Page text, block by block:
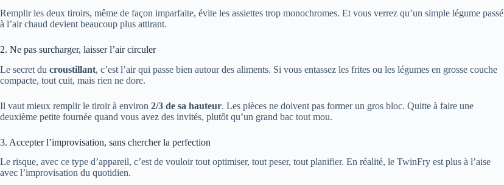
Remplir les deux tiroirs, même de façon imparfaite, évite les assiettes trop monochromes. Et vous verrez qu’un simple légume passé
à l’air chaud devient beaucoup plus attirant.
2. Ne pas surcharger, laisser l’air circuler
Le secret du croustillant, c’est l’air qui passe bien autour des aliments. Si vous entassez les frites ou les légumes en grosse couche
compacte, tout cuit, mais rien ne dore.
Il vaut mieux remplir le tiroir à environ 2/3 de sa hauteur. Les pièces ne doivent pas former un gros bloc. Quitte à faire une
deuxième petite fournée quand vous avez des invités, plutôt qu’un grand bac tout mou.
3. Accepter l’improvisation, sans chercher la perfection
Le risque, avec ce type d’appareil, c’est de vouloir tout optimiser, tout peser, tout planifier. En réalité, le TwinFry est plus à l’aise
avec l’improvisation du quotidien.